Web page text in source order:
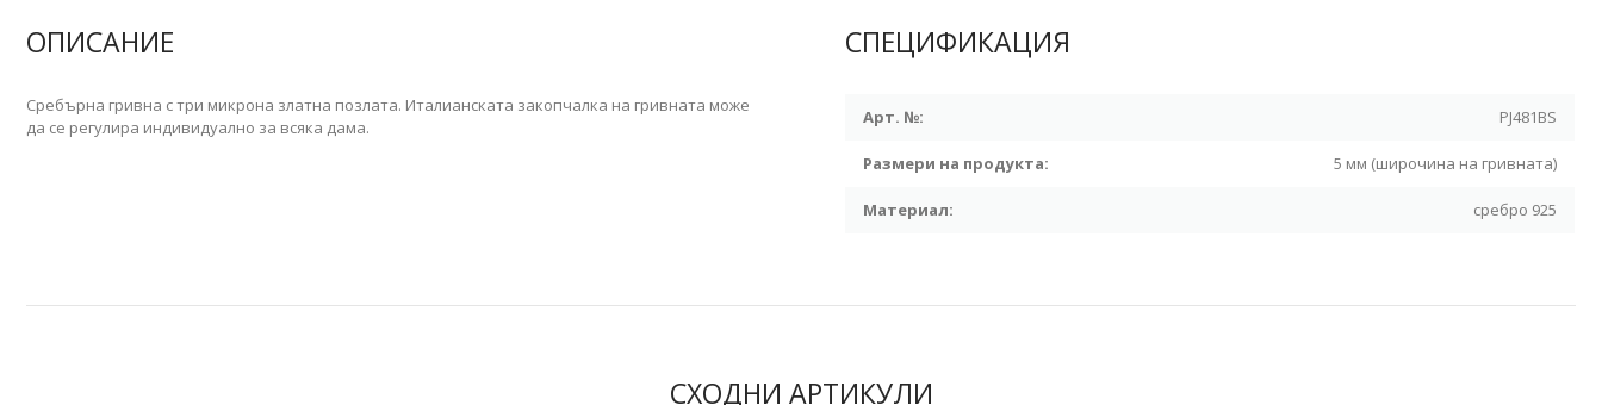
ОПИСАНИЕ
Сребърна гривна с три микрона златна позлата. Италианската закопчалка на гривната може
да се регулира индивидуално за всяка дама.
СПЕЦИФИКАЦИЯ
Арт. №: PJ481BS
Размери на продукта: 5 мм (широчина на гривната)
Материал: сребро 925
СХОДНИ АРТИКУЛИ